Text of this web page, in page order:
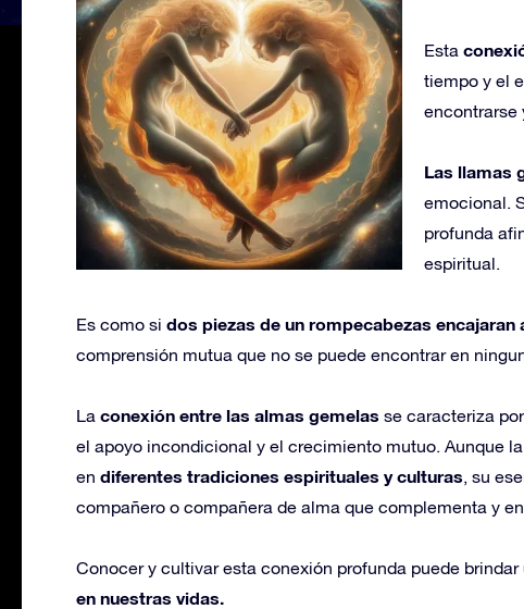
Esta
tiempo y el
encontrarse
Las llamas
emocional.
profunda
espiritual.
Es como si dos piezas de un rompecabezas encajaran
comprensión mutua que no se puede encontrar en
La conexión entre las almas gemelas se caracteriza
el apoyo incondicional y el crecimiento mutuo. Aunque
en diferentes tradiciones espirituales y culturas, su
compañero o compañera de alma que complementa y
Conocer y cultivar esta conexión profunda puede brindar
en nuestras vidas.